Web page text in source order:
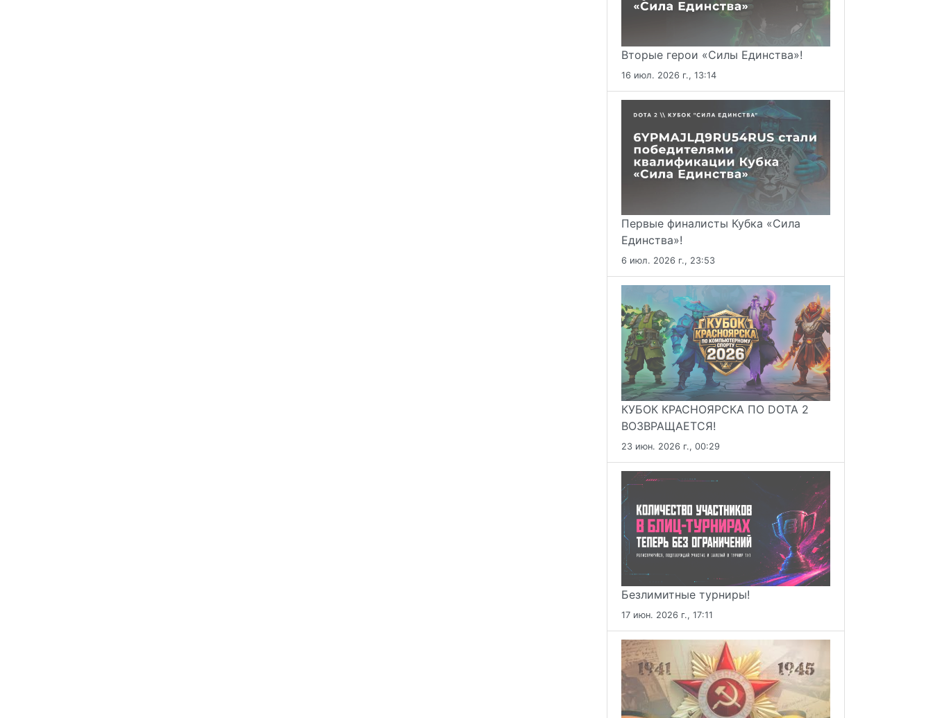
Вторые герои «Силы Единства»!
16 июл. 2026 г., 13:14
Первые финалисты Кубка «Сила
Единства»!
6 июл. 2026 г., 23:53
КУБОК КРАСНОЯРСКА ПО DOTA 2
ВОЗВРАЩАЕТСЯ!
23 июн. 2026 г., 00:29
Безлимитные турниры!
17 июн. 2026 г., 17:11